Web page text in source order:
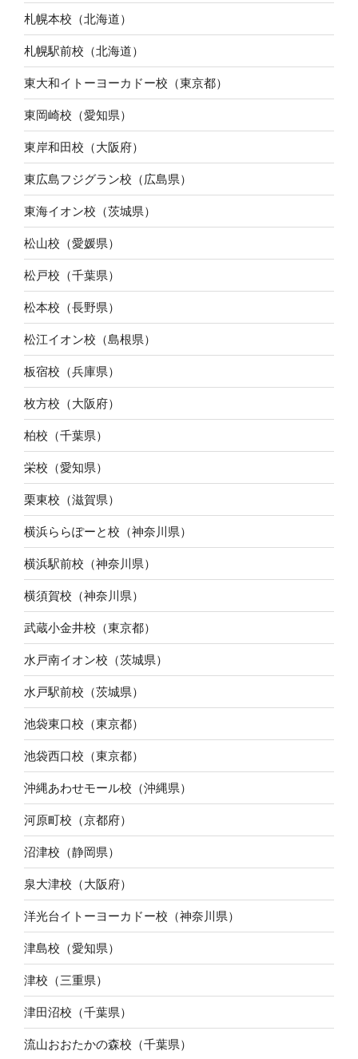
札幌本校（北海道）
札幌駅前校（北海道）
東大和イトーヨーカドー校（東京都）
東岡崎校（愛知県）
東岸和田校（大阪府）
東広島フジグラン校（広島県）
東海イオン校（茨城県）
松山校（愛媛県）
松戸校（千葉県）
松本校（長野県）
松江イオン校（島根県）
板宿校（兵庫県）
枚方校（大阪府）
柏校（千葉県）
栄校（愛知県）
栗東校（滋賀県）
横浜ららぽーと校（神奈川県）
横浜駅前校（神奈川県）
横須賀校（神奈川県）
武蔵小金井校（東京都）
水戸南イオン校（茨城県）
水戸駅前校（茨城県）
池袋東口校（東京都）
池袋西口校（東京都）
沖縄あわせモール校（沖縄県）
河原町校（京都府）
沼津校（静岡県）
泉大津校（大阪府）
洋光台イトーヨーカドー校（神奈川県）
津島校（愛知県）
津校（三重県）
津田沼校（千葉県）
流山おおたかの森校（千葉県）